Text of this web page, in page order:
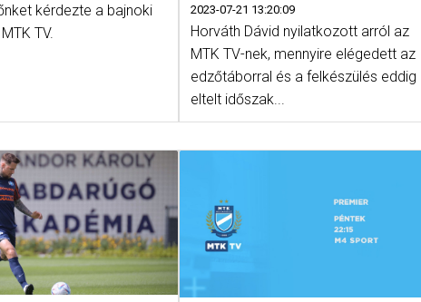
kérdezte a bajnoki
TV.
2023-07-21 13:20:09
Horváth Dávid nyilatkozott arról az
MTK TV-nek, mennyire elégedett az
edzőtáborral és a felkészülés eddig
eltelt időszak...